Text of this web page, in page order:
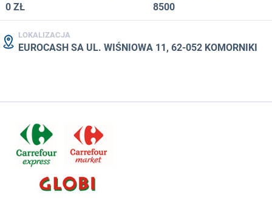
0 ZŁ 8500
LOKALIZACJA
EUROCASH SA UL. WIŚNIOWA 11, 62-052 KOMORNIKI